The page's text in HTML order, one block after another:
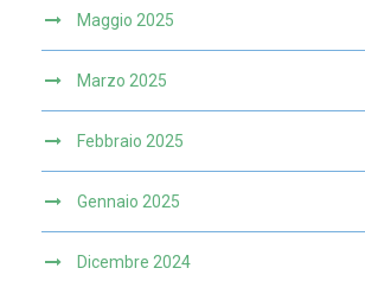
Maggio 2025
Marzo 2025
Febbraio 2025
Gennaio 2025
Dicembre 2024